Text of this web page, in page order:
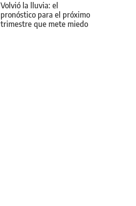
Volvió la lluvia: el
pronóstico para el próximo
trimestre que mete miedo